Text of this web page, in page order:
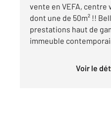
vente en VEFA, centre
dont une de 50m² !!
prestations haut de
immeuble
Voir le